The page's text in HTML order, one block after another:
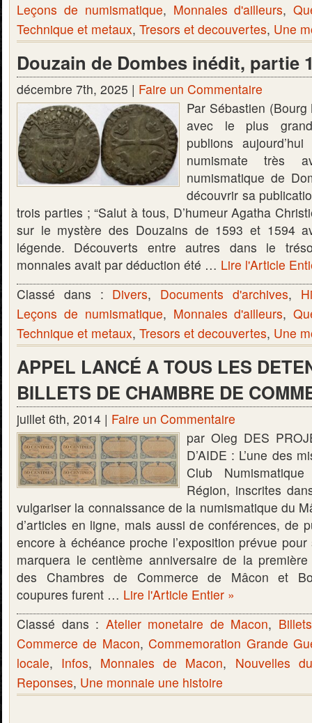
Leçons de numismatique, Monnaies d'ailleurs,
Technique et metaux, Tresors et decouvertes, Une
Douzain de Dombes inédit, partie
décembre 7th, 2025 | Faire un Commentaire
Par Sébastien (Bourg
avec le plus
publions
numismate très
numismatique de
découvrir sa
trois parties ; “Salut à tous, D’humeur Agatha
sur le mystère des Douzains de 1593 et 1594
légende. Découverts entre autres dans le
monnaies avait par déduction été … Lire l'Article
Classé dans : Divers, Documents d'archives,
Leçons de numismatique, Monnaies d'ailleurs,
Technique et metaux, Tresors et decouvertes, Une
APPEL LANCÉ A TOUS LES
BILLETS DE CHAMBRE DE
juillet 6th, 2014 | Faire un Commentaire
par Oleg DES
D’AIDE : L’une des
Club
Région, inscrites
vulgariser la connaissance de la numismatique du
d’articles en ligne, mais aussi de conférences, de
encore à échéance proche l’exposition prévue
marquera le centième anniversaire de la
des Chambres de Commerce de Mâcon et
coupures furent … Lire l'Article Entier »
Classé dans : Atelier monetaire de Macon,
Commerce de Macon,Commemoration Grande
locale, Infos, Monnaies de Macon, Nouvelles
Reponses, Une monnaie une histoire